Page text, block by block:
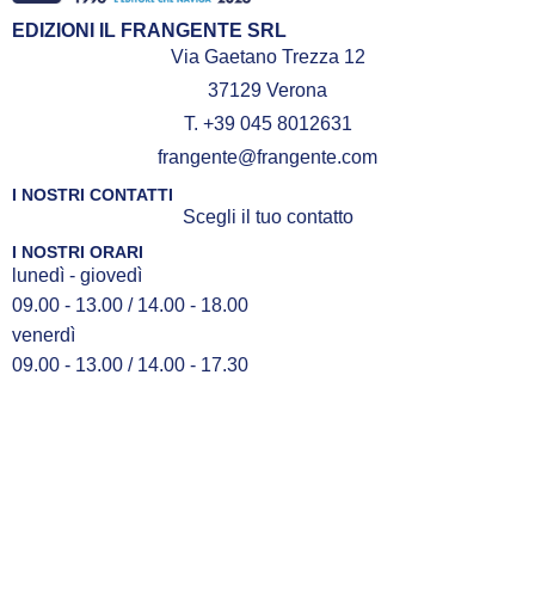
EDIZIONI IL FRANGENTE SRL
Via Gaetano Trezza 12
37129 Verona
T. +39 045 8012631
frangente@frangente.com
I NOSTRI CONTATTI
Scegli il tuo contatto
I NOSTRI ORARI
lunedì - giovedì
09.00 - 13.00 / 14.00 - 18.00
venerdì
09.00 - 13.00 / 14.00 - 17.30